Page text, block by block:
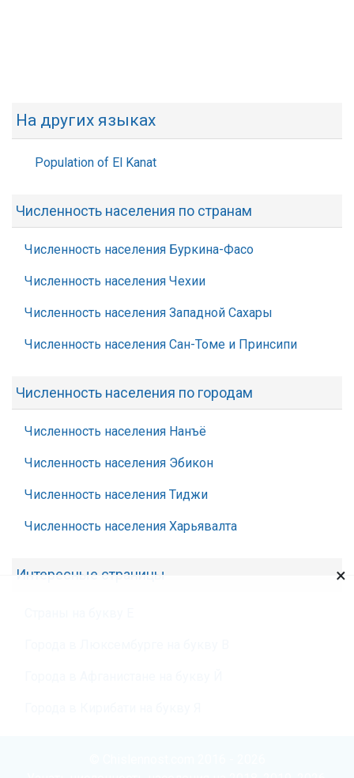
На других языках
Population of El Kanat
Численность населения по странам
Численность населения Буркина-Фасо
Численность населения Чехии
Численность населения Западной Сахары
Численность населения Сан-Томе и Принсипи
Численность населения по городам
Численность населения Нанъё
Численность населения Эбикон
Численность населения Тиджи
Численность населения Харьявалта
Интересные страницы ×